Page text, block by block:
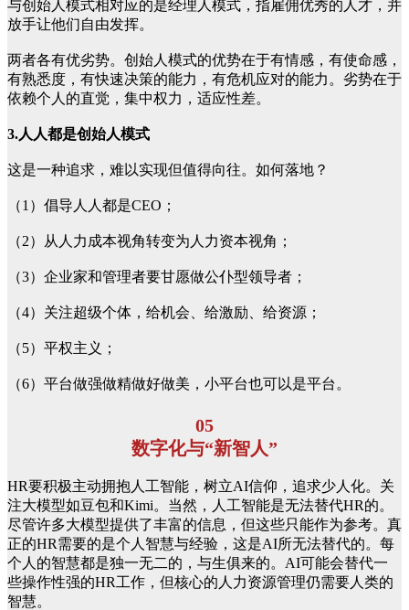
与创始人模式相对应的是经理人模式，指雇佣优秀的人才，并
放手让他们自由发挥。
两者各有优劣势。创始人模式的优势在于有情感，有使命感，
有熟悉度，有快速决策的能力，有危机应对的能力。劣势在于
依赖个人的直觉，集中权力，适应性差。
3.人人都是创始人模式
这是一种追求，难以实现但值得向往。如何落地？
（1）倡导人人都是CEO；
（2）从人力成本视角转变为人力资本视角；
（3）企业家和管理者要甘愿做公仆型领导者；
（4）关注超级个体，给机会、给激励、给资源；
（5）平权主义；
（6）平台做强做精做好做美，小平台也可以是平台。
05
数字化与“新智人”
HR要积极主动拥抱人工智能，树立AI信仰，追求少人化。关
注大模型如豆包和Kimi。当然，人工智能是无法替代HR的。
尽管许多大模型提供了丰富的信息，但这些只能作为参考。真
正的HR需要的是个人智慧与经验，这是AI所无法替代的。每
个人的智慧都是独一无二的，与生俱来的。AI可能会替代一
些操作性强的HR工作，但核心的人力资源管理仍需要人类的
智慧。